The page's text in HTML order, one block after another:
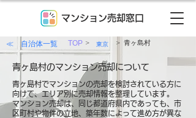
マンション売却窓口
≪ 自治体一覧 TOP > 東京 > 青ヶ島村
青ヶ島村のマンション売却について
青ヶ島村でマンションの売却を検討されている方に
向けて、エリア別に売却情報を整理しています。
マンション売却は、同じ都道府県内であっても、市
区町村や物件の立地、築年数によって進め方が異な